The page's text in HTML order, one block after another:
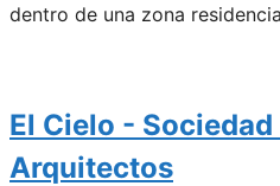
dentro de una zona
El Cielo -
Arquitectos